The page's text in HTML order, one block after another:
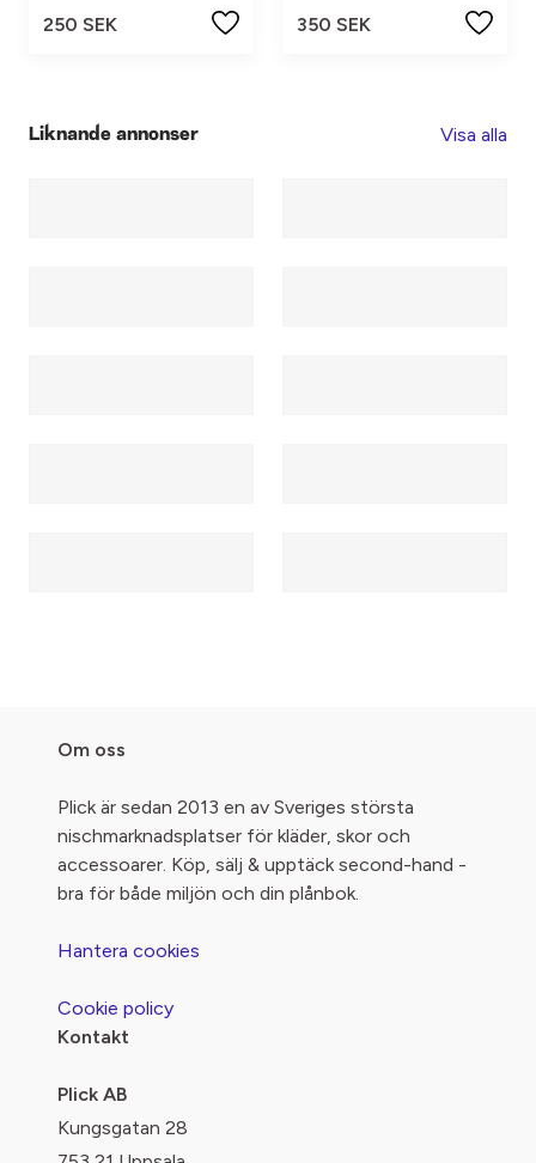
250 SEK
350 SEK
Liknande annonser Visa alla
Om oss
Plick är sedan 2013 en av Sveriges största
nischmarknadsplatser för kläder, skor och
accessoarer. Köp, sälj & upptäck second-hand -
bra för både miljön och din plånbok.
Hantera cookies
Cookie policy
Kontakt
Plick AB
Kungsgatan 28